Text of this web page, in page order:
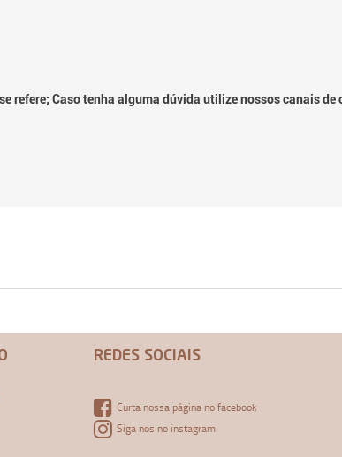
refere; Caso tenha alguma dúvida utilize nossos canais de
REDES SOCIAIS
Curta nossa página no facebook
Siga nos no instagram